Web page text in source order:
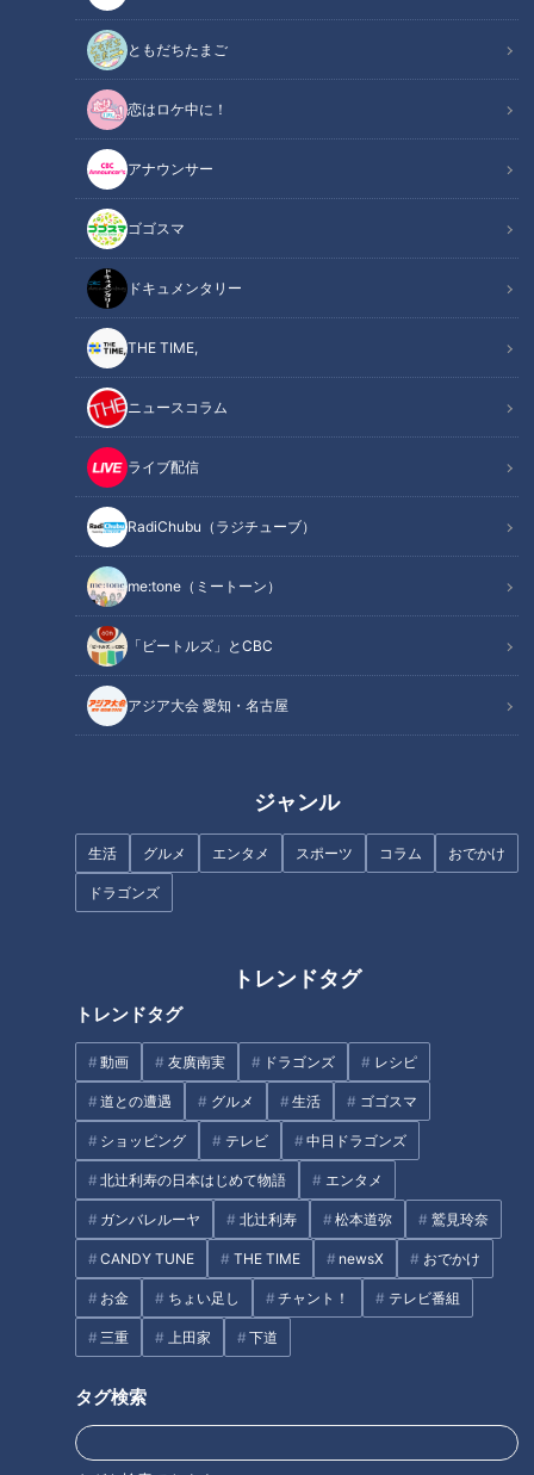
ともだちたまご
恋はロケ中に！
アナウンサー
ゴゴスマ
ドキュメンタリー
THE TIME,
ニュースコラム
ライブ配信
RadiChubu（ラジチューブ）
me:tone（ミートーン）
「ビートルズ」とCBC
アジア大会 愛知・名古屋
ジャンル
生活 グルメ エンタメ スポーツ コラム おでかけ
ドラゴンズ
トレンドタグ
トレンドタグ
動画 友廣南実 ドラゴンズ レシピ
道との遭遇 グルメ 生活 ゴゴスマ
ショッピング テレビ 中日ドラゴンズ
北辻利寿の日本はじめて物語 エンタメ
ガンバレルーヤ 北辻利寿 松本道弥 鷲見玲奈
CANDY TUNE THE TIME newsX おでかけ
お金 ちょい足し チャント！ テレビ番組
三重 上田家 下道
タグ検索
ニュースコラム
東西南北論説風
サザンオールスターズがデビュー40周年の夏を迎えた。
デビューシングルである『勝手にシンドバッド』が発売された
のは1978年（昭和53年）6月25日。
この日に合わせてコラムを書こうと思い悩んでいたのだが書け
なかった。
あまりにも名曲が多く、自分にとってのベスト10ですら容易に
選ぶことができない。
ましてコラムを書くにあたってどの曲を選ぼうが何を書こう
が、それはサザンのほんの一面しか描くことができない。
それだけサザンオールスターズ40年の歩みは大きく重い。
しかし40周年のタイミングで何も書かない選択はない。
サザンの歌と当時の出来事、そこに私的こだわりを絡めて書く
しかないという結論に行き着いた。
「コラムではないコラム」とあらかじめご容赦いただきたい。
『勝手にシンドバッド』
この歌を初めて聞いた時の衝撃は今も鮮明である。
1978年8月の音楽番組『ザ・ベストテン』新曲や話題曲を紹介
する今週のスポットライトコーナーだった。
やがれ』（沢田研二）と『渚のシンドバッド』（ピンクレディ
ー）が好きな歌だっただけにコミックバンドかと思った。
しかし演奏された歌の溢れ出るパワーに圧倒された。
ピンクレディーが『サウスポー』『UFO』など社会現象的なヒ
デビュー10周年を迎えたサザンは「真夏の夜の夢 大復活祭」
ツアーを展開した。
私は愛知県の小牧市総合運動場野球場に参加した。
このステージで画期的だったのは、コンサートの後半に「桑田
佳祐ソロコーナー」があったことだ。
サザンのメンバーと入れ替わり（ドラムの松田弘は兼務）、
KUWATA BANDメンバーがステージに登場、桑田ソロ曲と共
に『BAN BAN BAN』や『スキップ・ビート』などのバンド楽
曲も披露された。
終盤で演奏されたのが『みんなのうた』だった。
大きな気球が現れ、屋外会場ならではの花火も打ち上げられ
1988年（昭和63年）ソウル五輪での鈴木大地選手「バサロ泳